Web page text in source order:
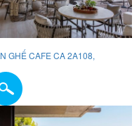
GHẾ CAFE CA 2A108,